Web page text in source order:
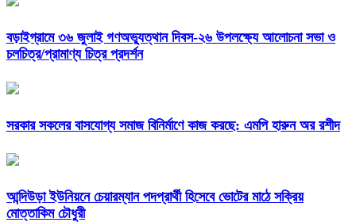
বড়াইগ্রামে ৩৬ জুলাই গণঅভ্যুত্থান দিবস-২৬ উপলক্ষ্যে আলোচনা সভা ও
চলচিত্র/প্রামাণ্য চিত্র প্রদর্শন
সরকার সকলের বাসযোগ্য সমাজ বিনির্মাণে কাজ করছে: এমপি হারুন অর রশীদ
আন্দিউড়া ইউনিয়নে চেয়ারম্যান পদপ্রার্থী হিসেবে ভোটের মাঠে সক্রিয়
মোত্তাকিম চৌধুরী